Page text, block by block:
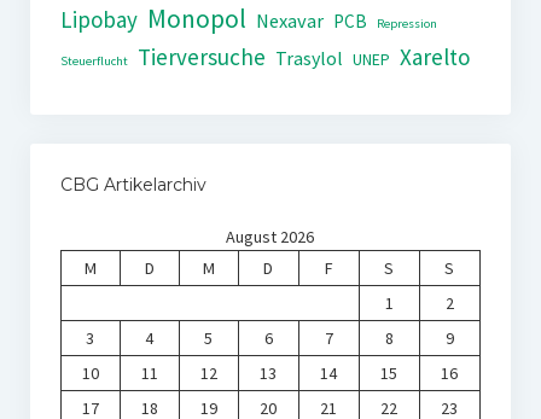
Lipobay Monopol Nexavar PCB Repression
Steuerflucht Tierversuche Trasylol UNEP Xarelto
CBG Artikelarchiv
August 2026
M
D M D F S
S
1
2
3
4 5 6 7 8
9
10
11 12 13 14 15
16
17
18 19 20 21 22 23